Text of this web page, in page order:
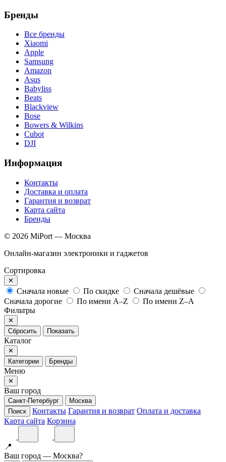
Бренды
Все бренды
Xiaomi
Apple
Samsung
Amazon
Asus
Babyliss
Beats
Blackview
Bose
Bowers & Wilkins
Cubot
DJI
Информация
Контакты
Доставка и оплата
Гарантия и возврат
Карта сайта
Бренды
© 2026 MiPort — Москва
Онлайн-магазин электроники и гаджетов
Сортировка
✕
Сначала новые По скидке
Сначала дешёвые
Сначала дорогие
По имени A–Z
По имени Z–A
Фильтры
✕
Сбросить
Показать
Каталог
✕
Категории
Бренды
Меню
✕
Ваш город
Санкт-Петербург
Москва
Поиск
Контакты Гарантия и возврат Оплата и доставка
Карта сайта Корзина
📍
Ваш город — Москва?